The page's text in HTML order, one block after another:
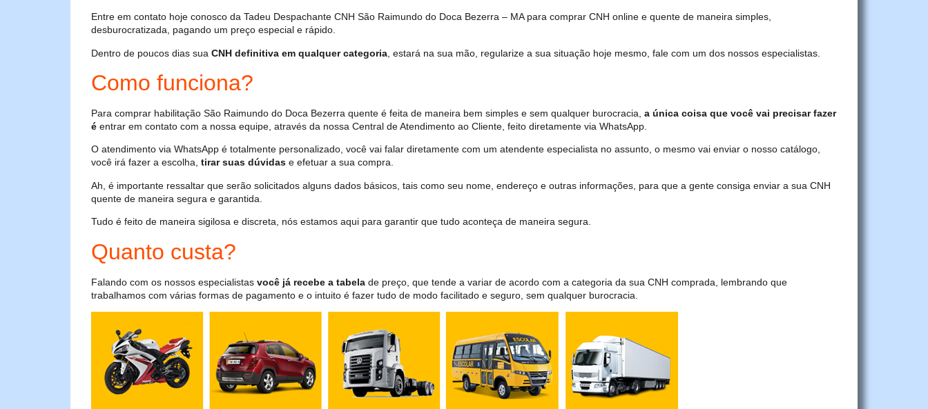
Entre em contato hoje conosco da Tadeu Despachante CNH São Raimundo do Doca Bezerra – MA para comprar CNH online e quente de maneira simples,
desburocratizada, pagando um preço especial e rápido.
Dentro de poucos dias sua CNH definitiva em qualquer categoria , estará na sua mão, regularize a sua situação hoje mesmo, fale com um dos nossos especialistas.
Como funciona?
Para comprar habilitação São Raimundo do Doca Bezerra quente é feita de maneira bem simples e sem qualquer burocracia, a única coisa que você vai precisar fazer
é entrar em contato com a nossa equipe, através da nossa Central de Atendimento ao Cliente, feito diretamente via WhatsApp.
O atendimento via WhatsApp é totalmente personalizado, você vai falar diretamente com um atendente especialista no assunto, o mesmo vai enviar o nosso catálogo,
você irá fazer a escolha, tirar suas dúvidas e efetuar a sua compra.
Ah, é importante ressaltar que serão solicitados alguns dados básicos, tais como seu nome, endereço e outras informações, para que a gente consiga enviar a sua CNH
quente de maneira segura e garantida.
Tudo é feito de maneira sigilosa e discreta, nós estamos aqui para garantir que tudo aconteça de maneira segura.
Quanto custa?
Falando com os nossos especialistas você já recebe a tabela de preço, que tende a variar de acordo com a categoria da sua CNH comprada, lembrando que
trabalhamos com várias formas de pagamento e o intuito é fazer tudo de modo facilitado e seguro, sem qualquer burocracia.